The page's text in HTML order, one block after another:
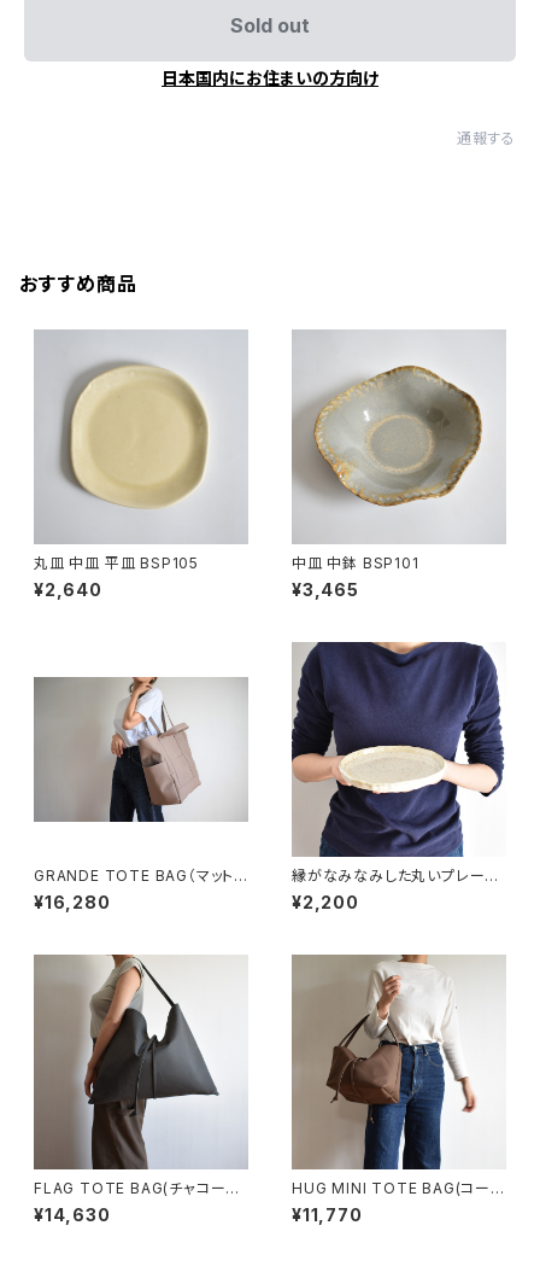
Sold out
日本国内にお住まいの方向け
通報する
おすすめ商品
丸皿 中皿 平皿 BSP105
¥2,640
中皿 中鉢 BSP101
¥3,465
GRANDE TOTE BAG（マットブ
ラウン）
¥16,280
縁がなみなみした丸いプレート
中皿(白/光沢/点模様/白御影土)
¥2,200
FLAG TOTE BAG(チャコール/
グレー)
¥14,630
HUG MINI TOTE BAG(コーヒ
ー/ブラウン)
¥11,770